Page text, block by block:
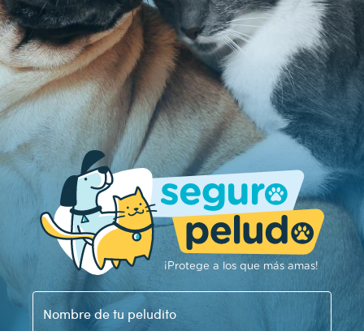
¡Protege a los que más amas!
Nombre de tu peludito